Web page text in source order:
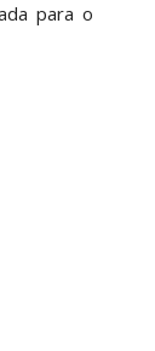
para o